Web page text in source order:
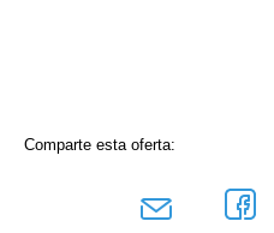
Comparte esta oferta: